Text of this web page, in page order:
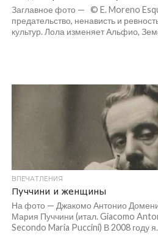
Заглавное фото — © E. Moreno
предательство, ненависть и
культур. Лола изменяет Альфио,
ВПЕЧАТЛЕНИЯ
Пуччини и женщины
На фото — Джакомо Антонио
Мария Пуччини (итал. Giacomo
Secondo Maria Puccini) В 2008 году